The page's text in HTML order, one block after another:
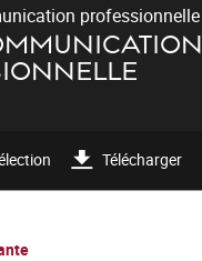
professionnelle
Télécharger